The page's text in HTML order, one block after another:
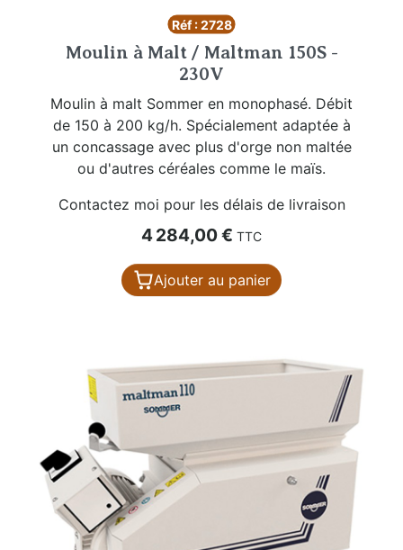
Réf : 2728
Moulin à Malt / Maltman 150S -
230V
Moulin à malt Sommer en monophasé. Débit
de 150 à 200 kg/h. Spécialement adaptée à
un concassage avec plus d'orge non maltée
ou d'autres céréales comme le maïs.
Contactez moi pour les délais de livraison
Prix
4 284,00 € TTC
Ajouter au panier